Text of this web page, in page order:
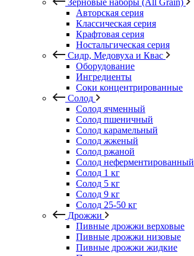
Зерновые наборы (All Grain)
Авторская серия
Классическая серия
Крафтовая серия
Ностальгическая серия
Сидр, Медовуха и Квас
Оборудование
Ингредиенты
Соки концентрированные
Солод
Солод ячменный
Солод пшеничный
Солод карамельный
Солод жженый
Солод ржаной
Солод неферментированный
Солод 1 кг
Солод 5 кг
Солод 9 кг
Солод 25-50 кг
Дрожжи
Пивные дрожжи верховые
Пивные дрожжи низовые
Пивные дрожжи жидкие